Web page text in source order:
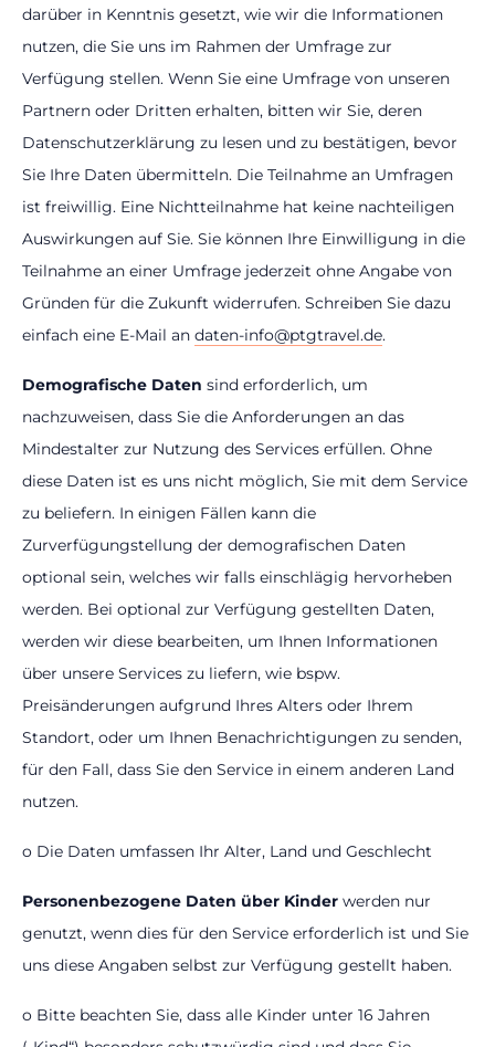
darüber in Kenntnis gesetzt, wie wir die Informationen
nutzen, die Sie uns im Rahmen der Umfrage zur
Verfügung stellen. Wenn Sie eine Umfrage von unseren
Partnern oder Dritten erhalten, bitten wir Sie, deren
Datenschutzerklärung zu lesen und zu bestätigen, bevor
Sie Ihre Daten übermitteln. Die Teilnahme an Umfragen
ist freiwillig. Eine Nichtteilnahme hat keine nachteiligen
Auswirkungen auf Sie. Sie können Ihre Einwilligung in die
Teilnahme an einer Umfrage jederzeit ohne Angabe von
Gründen für die Zukunft widerrufen. Schreiben Sie dazu
einfach eine E-Mail an daten-info@ptgtravel.de.
Demografische Daten sind erforderlich, um
nachzuweisen, dass Sie die Anforderungen an das
Mindestalter zur Nutzung des Services erfüllen. Ohne
diese Daten ist es uns nicht möglich, Sie mit dem Service
zu beliefern. In einigen Fällen kann die
Zurverfügungstellung der demografischen Daten
optional sein, welches wir falls einschlägig hervorheben
werden. Bei optional zur Verfügung gestellten Daten,
werden wir diese bearbeiten, um Ihnen Informationen
über unsere Services zu liefern, wie bspw.
Preisänderungen aufgrund Ihres Alters oder Ihrem
Standort, oder um Ihnen Benachrichtigungen zu senden,
für den Fall, dass Sie den Service in einem anderen Land
nutzen.
o Die Daten umfassen Ihr Alter, Land und Geschlecht
Personenbezogene Daten über Kinder werden nur
genutzt, wenn dies für den Service erforderlich ist und Sie
uns diese Angaben selbst zur Verfügung gestellt haben.
o Bitte beachten Sie, dass alle Kinder unter 16 Jahren